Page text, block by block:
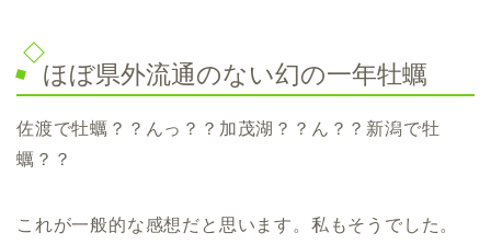
ほぼ県外流通のない幻の一年牡蠣
佐渡で牡蠣？？んっ？？加茂湖？？ん？？新潟で牡
蠣？？
これが一般的な感想だと思います。私もそうでした。